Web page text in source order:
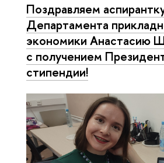
Поздравляем
Департамента
экономики Анастасию
с получением
стипендии!